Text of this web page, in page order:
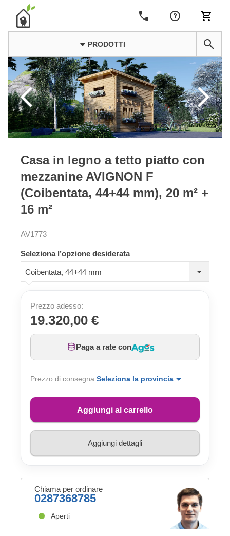
PRODOTTI
Casa in legno a tetto piatto con
mezzanine AVIGNON F
(Coibentata, 44+44 mm), 20 m² +
16 m²
AV1773
Seleziona l’opzione desiderata
Coibentata, 44+44 mm
Prezzo adesso:
19.320,00 €
Paga a rate con
Prezzo di consegna Seleziona la provincia
Aggiungi al carrello
Aggiungi dettagli
Chiama per ordinare
0287368785
Aperti